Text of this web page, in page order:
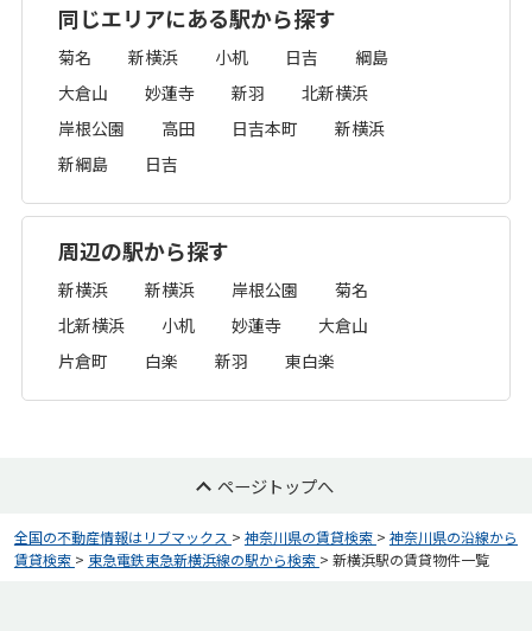
同じエリアにある駅から探す
菊名 新横浜 小机 日吉
綱島
大倉山
妙蓮寺 新羽
北新横浜
岸根公園
高田 日吉本町
新横浜
新綱島
日吉
周辺の駅から探す
新横浜 新横浜 岸根公園
菊名
北新横浜
小机 妙蓮寺
大倉山
片倉町
白楽 新羽 東白楽
ページトップへ
全国の不動産情報はリブマックス > 神奈川県の賃貸検索 > 神奈川県の沿線から
賃貸検索 > 東急電鉄東急新横浜線の駅から検索 > 新横浜駅の賃貸物件一覧